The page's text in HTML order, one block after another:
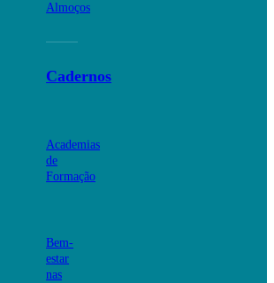
Almoços
Cadernos
Academias
de
Formação
Bem-
estar
nas